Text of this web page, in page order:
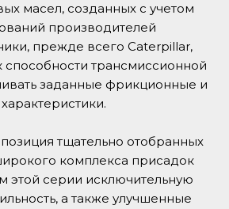
масел, созданных с учетом
производителей
прежде всего Caterpillar,
способности трансмиссионной
заданные фрикционные и
тщательно отобранных
комплекса присадок
этой серии исключительную
а также улучшенные